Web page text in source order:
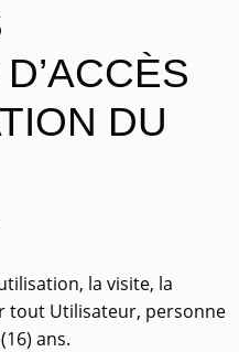
DU
la visite, la
tout Utilisateur, personne
ans.